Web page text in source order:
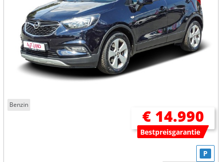
Benzin
€ 14.990
Bestpreisgarantie
P